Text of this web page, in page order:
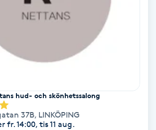
hud- och skönhetssalong
37B, LINKÖPING
fr. 14:00, tis 11 aug.